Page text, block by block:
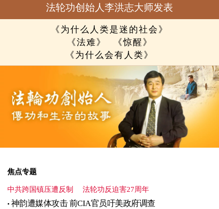
法轮功创始人李洪志大师发表
《为什么人类是迷的社会》
《法难》
《惊醒》
《为什么会有人类》
焦点专题
中共跨国镇压遭反制 法轮功反迫害27周年
神韵遭媒体攻击 前CIA官员吁美政府调查